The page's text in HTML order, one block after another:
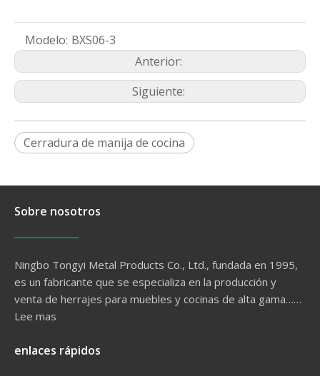
Modelo: BXS06-3
Anterior:
Siguiente:
Cerradura de manija de cocina
Sobre nosotros
Ningbo Tongyi Metal Products Co., Ltd., fundada en 1995,
es un fabricante que se especializa en la producción y
venta de herrajes para muebles y cocinas de alta gama……
Lee mas
enlaces rápidos